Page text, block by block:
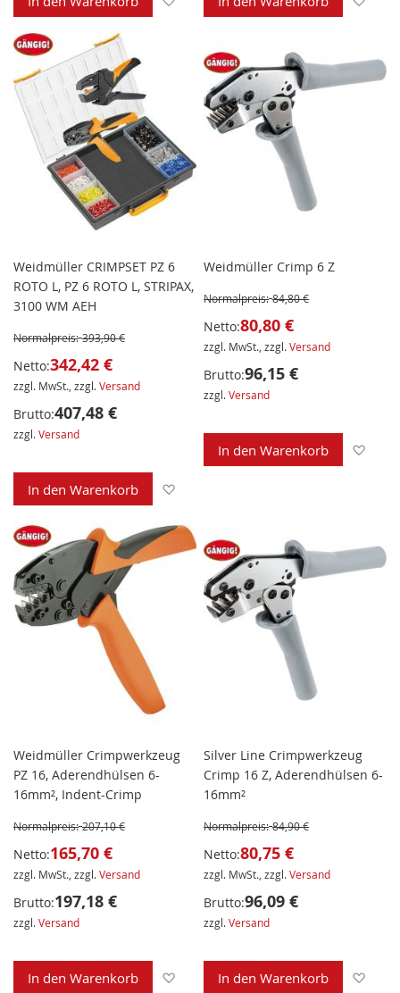
Weidmüller CRIMPSET PZ 6
ROTO L, PZ 6 ROTO L, STRIPAX,
3100 WM AEH
Normalpreis: 393,90 €
Netto:342,42 €
zzgl. MwSt., zzgl.Versand
Brutto:407,48 €
zzgl.Versand
In den Warenkorb
Weidmüller Crimp 6 Z
Normalpreis: 84,80 €
Netto:80,80 €
zzgl. MwSt., zzgl.Versand
Brutto:96,15 €
zzgl.Versand
In den Warenkorb
Weidmüller Crimpwerkzeug
PZ 16, Aderendhülsen 6-
16mm², Indent-Crimp
Normalpreis: 207,10 €
Netto:165,70 €
zzgl. MwSt., zzgl.Versand
Brutto:197,18 €
zzgl.Versand
In den Warenkorb Zur Wunschliste hinzufügen
Silver Line Crimpwerkzeug
Crimp 16 Z, Aderendhülsen 6-
16mm²
Normalpreis: 84,90 €
Netto:80,75 €
zzgl. MwSt., zzgl.Versand
Brutto:96,09 €
zzgl.Versand
In den Warenkorb